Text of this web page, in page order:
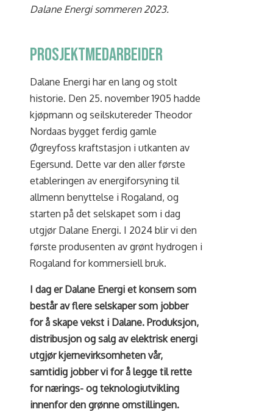
Dalane Energi sommeren 2023.
Prosjektmedarbeider
Dalane Energi har en lang og stolt
historie. Den 25. november 1905 hadde
kjøpmann og seilskutereder Theodor
Nordaas bygget ferdig gamle
Øgreyfoss kraftstasjon i utkanten av
Egersund. Dette var den aller første
etableringen av energiforsyning til
allmenn benyttelse i Rogaland, og
starten på det selskapet som i dag
utgjør Dalane Energi. I 2024 blir vi den
første produsenten av grønt hydrogen i
Rogaland for kommersiell bruk.
I dag er Dalane Energi et konsern som
består av flere selskaper som jobber
for å skape vekst i Dalane. Produksjon,
distribusjon og salg av elektrisk energi
utgjør kjernevirksomheten vår,
samtidig jobber vi for å legge til rette
for nærings- og teknologiutvikling
innenfor den grønne omstillingen.